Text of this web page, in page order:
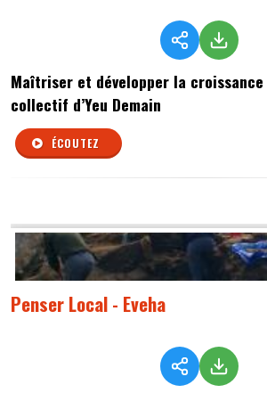
Maîtriser et développer la
collectif d’Yeu Demain
ÉCOUTEZ
Penser Local - Eveha